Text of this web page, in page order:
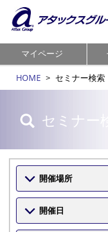
マイページ
HOME > セミナー検索
セミナー
開催場所
開催日